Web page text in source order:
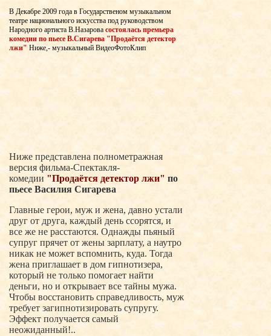
В Декабре 2009 года в Государственом музыкальном
театре национального искусства под руководством
Народного артиста В.Назарова состоялась премьера
комедии по пьесе В.Сигарева "Продаётся детектор
лжи" Ниже,- музыкальный ВидеоФотоКлип
Ниже представлена полнометражная
версия фильма-Спектакля-
комедии "Продаётся детектор лжи" по
пьесе Василия Сигарева
Главные герои, муж и жена, давно устали
друг от друга, каждый день ссорятся, и
все же не расстаются. Однажды пьяный
супруг прячет от жены зарплату, а наутро
никак не может вспомнить, куда. Тогда
жена приглашает в дом гипнотизера,
который не только помогает найти
деньги, но и открывает все тайны мужа.
Чтобы восстановить справедливость, муж
требует загипнотизировать супругу.
Эффект получается самый
неожиданный!..